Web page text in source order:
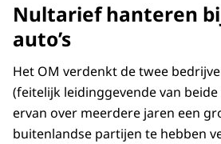
Nultarief hanteren
auto’s
Het OM verdenkt de twee
(feitelijk leidinggevende van
ervan over meerdere jaren een
buitenlandse partijen te hebben